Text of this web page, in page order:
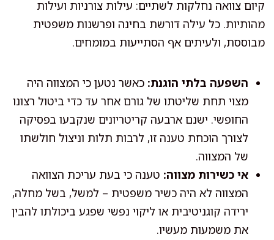
קיום צוואה נחלקות לשתיים: עילות צורניות ועילות
מהותיות. כל עילה דורשת בחינה ופרשנות משפטית
מבוססת, ולעיתים אף הסתייעות במומחים.
השפעה בלתי הוגנת: כאשר נטען כי המצווה היה
מצוי תחת שליטתו של גורם אחר עד כדי ביטול רצונו
החופשי. ישנם ארבעה קריטריונים שנקבעו בפסיקה
לצורך הוכחת טענה זו, לרבות תלות וניצול חולשתו
של המצווה.
אי כשירות מצווה: טענה כי בעת עריכת הצוואה
המצווה לא היה כשיר משפטית – למשל, בשל מחלה,
ירידה קוגניטיבית או ליקוי נפשי שפגע ביכולתו להבין
את משמעות מעשיו.